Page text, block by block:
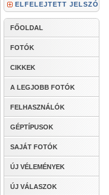
ELFELEJTETT JELSZÓ
FŐOLDAL
FOTÓK
CIKKEK
A LEGJOBB FOTÓK
FELHASZNÁLÓK
GÉPTÍPUSOK
SAJÁT FOTÓK
ÚJ VÉLEMÉNYEK
ÚJ VÁLASZOK